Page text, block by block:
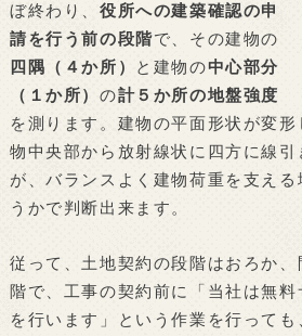
ぼ終わり、 役所への建築確認の申
請を行う前の段階で、その建物の
四隅（４か所）
と建物の中心部分
（１か所） の計５か所の地盤強度
を測ります。建物の平面形状が変
物中央部から放射線状に四方に線引
が、バランスよく建物荷重を支え
うかで判断出来ます。
従って、土地契約の段階はおろか
階で、工事の契約前に「当社は無
を行います」という作業を行って